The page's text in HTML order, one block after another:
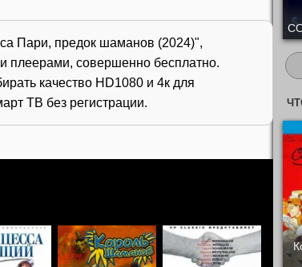
Пари, предок шаманов (2024)",
плеерами, совершенно бесплатно.
качество HD1080 и 4к для
ТВ без регистрации.